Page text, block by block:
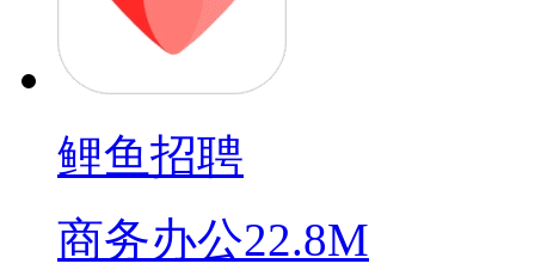
鲤鱼招聘
商务办公22.8M